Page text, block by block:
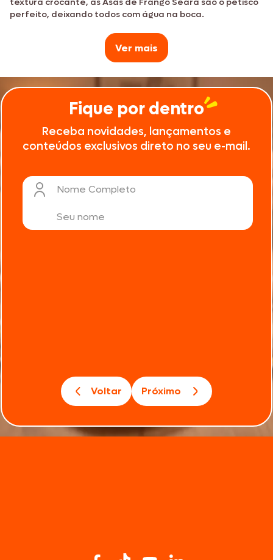
perfeito, deixando todos com água na boca.
Meio da asa: macio e saboroso, o meio da asa da
Seara é produzido com frangos criados sem o
uso de hormônios, respeitando a legislação
brasileira e a sua saúde.
quem procura praticidade e diversificação na
hora de cozinhar. A coxinha da asa resfriada já
vem pronta para o preparo, sem a necessidade
possível descongelar apenas a quantidade
necessária
Ver mais
Fique por dentro
Receba novidades, lançamentos e
conteúdos exclusivos direto no seu e-mail.
Nome Completo
Voltar Próximo